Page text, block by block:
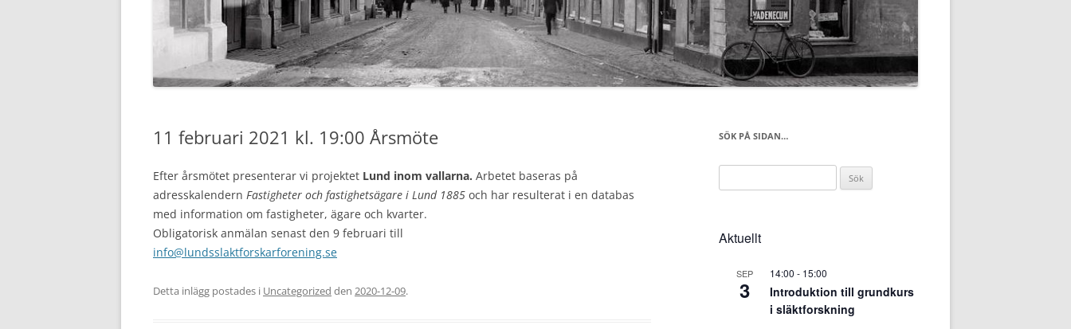
SLÄKTFORSKARFÖRBUNDS
WEBBSHOP
KONTAKT
11 februari 2021 kl. 19:00 Årsmöte
Efter årsmötet presenterar vi projektet Lund inom vallarna. Arbetet baseras på
adresskalendern Fastigheter och fastighetsägare i Lund 1885 och har resulterat i en databas
med information om fastigheter, ägare och kvarter.
Obligatorisk anmälan senast den 9 februari till
info@lundsslaktforskarforening.se
Detta inlägg postades i Uncategorized den 2020-12-09.
SÖK PÅ SIDAN…
efter:
Aktuellt
SEP
3
14:00 - 15:00
Introduktion till grundkurs
i släktforskning